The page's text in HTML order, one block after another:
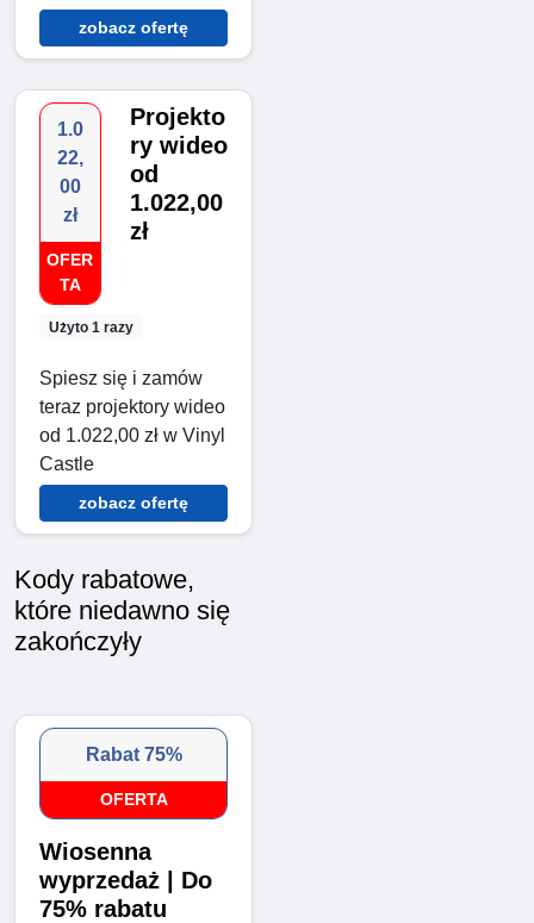
zobacz ofertę
1.0
22,
00
zł
OFER
TA
Użyto 1 razy
Projekto
ry wideo
od
1.022,00
zł
Spiesz się i zamów
teraz projektory wideo
od 1.022,00 zł w Vinyl
Castle
zobacz ofertę
Kody rabatowe,
które niedawno się
zakończyły
Rabat 75%
OFERTA
Wiosenna
wyprzedaż | Do
75% rabatu